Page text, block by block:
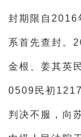
封期限自2016
系首先查封。
金根、姜其英
0509民初
判决不服，向